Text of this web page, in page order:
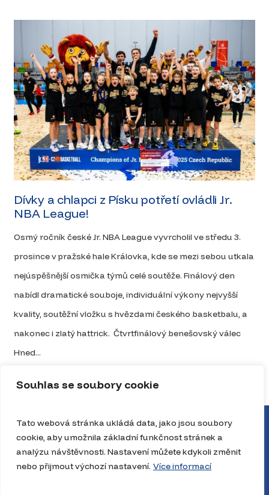
Souhlas se soubory cookie
Tato webová stránka ukládá data, jako jsou soubory
cookie, aby umožnila základní funkčnost stránek a
analýzu návštěvnosti. Nastavení můžete kdykoli změnit
nebo přijmout výchozí nastavení. Více informací
Dívky a chlapci z Písku potřetí ovládli Jr.
NBA League!
Osmý ročník české Jr. NBA League vyvrcholil ve středu 3.
prosince v pražské hale Královka, kde se mezi sebou utkala
nejúspěšnější osmička týmů celé soutěže. Finálový den
nabídl dramatické souboje, individuální výkony nejvyšší
kvality, soutěžní vložku s hvězdami českého basketbalu, a
nakonec i zlatý hattrick. Čtvrtfinálový benešovský válec
Hned...